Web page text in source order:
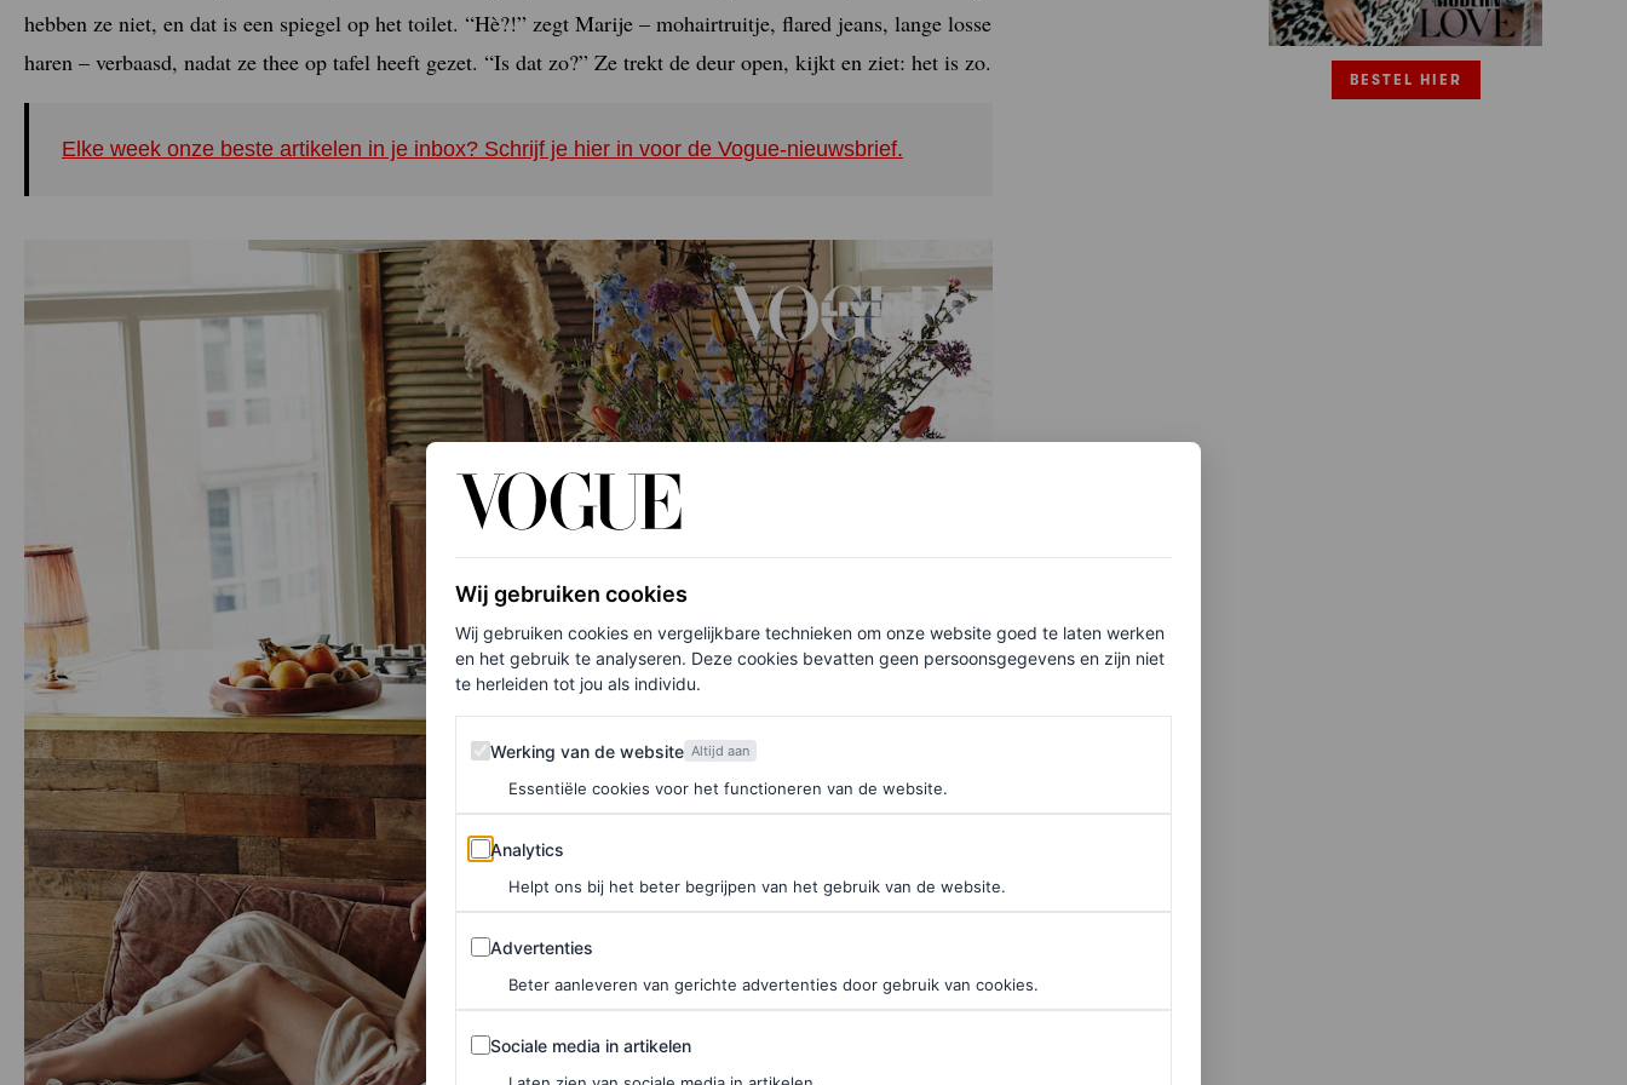
hebben ze niet, en dat is een spiegel op het toilet. “Hè?!” zegt Marije – mohairtruitje, flared jeans, lange losse
haren – verbaasd, nadat ze thee op tafel heeft gezet. “Is dat zo?” Ze trekt de deur open, kijkt en ziet: het is zo.
Elke week onze beste artikelen in je inbox? Schrijf je hier in voor de Vogue-nieuwsbrief.
BESTEL HIER
Wij gebruiken cookies
Wij gebruiken cookies en vergelijkbare technieken om onze website goed te laten werken
en het gebruik te analyseren. Deze cookies bevatten geen persoonsgegevens en zijn niet
te herleiden tot jou als individu.
Werking van de website
Werking van de website Altijd aan
Essentiële cookies voor het functioneren van de website.
Analytics
Analytics
Helpt ons bij het beter begrijpen van het gebruik van de website.
Advertenties
Advertenties
Beter aanleveren van gerichte advertenties door gebruik van cookies.
Sociale media in artikelen
Sociale media in artikelen